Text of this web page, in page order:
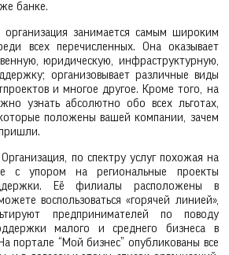
банке.
организация занимается самым широким
всех перечисленных. Она оказывает
юридическую, инфраструктурную,
организовывает различные виды
и многое другое. Кроме того, на
узнать абсолютно обо всех льготах,
положены вашей компании, зачем
Организация, по спектру услуг похожая на
с упором на региональные проекты
Её филиалы расположены в
воспользоваться «горячей линией»,
предпринимателей по поводу
малого и среднего бизнеса в
портале “Мой бизнес” опубликованы все